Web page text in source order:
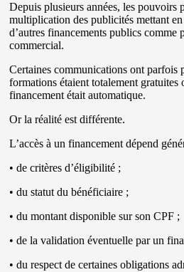
Depuis plusieurs années, les pouvoirs
multiplication des publicités mettant
d’autres financements publics comme
commercial.
Certaines communications ont parfois
formations étaient totalement gratuites
financement était automatique.
Or la réalité est différente.
L’accès à un financement dépend
• de critères d’éligibilité ;
• du statut du bénéficiaire ;
• du montant disponible sur son CPF ;
• de la validation éventuelle par un
• du respect de certaines obligations